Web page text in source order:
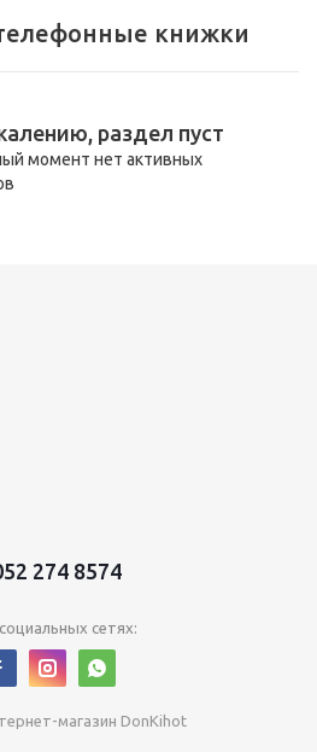
книжки
раздел пуст
момент нет активных
274 8574
сетях:
магазин DonKihot